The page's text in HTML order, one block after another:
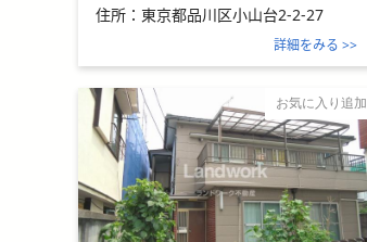
住所： 東京都品川区小山台2-2-27
詳細をみる >>
お気に入り追加